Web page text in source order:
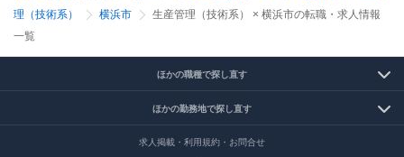
理（技術系）
横浜市
生産管理（技術系） × 横浜市の転職・求人情報
一覧
ほかの職種で探し直す
ほかの勤務地で探し直す
求人掲載・利用規約・お問合せ